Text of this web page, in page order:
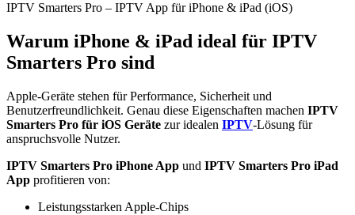
IPTV Smarters Pro – IPTV App für iPhone & iPad (iOS)
Warum iPhone & iPad ideal für IPTV
Smarters Pro sind
Apple-Geräte stehen für Performance, Sicherheit und
Benutzerfreundlichkeit. Genau diese Eigenschaften machen IPTV
Smarters Pro für iOS Geräte zur idealen IPTV-Lösung für
anspruchsvolle Nutzer.
IPTV Smarters Pro iPhone App und IPTV Smarters Pro iPad
App profitieren von:
Leistungsstarken Apple-Chips